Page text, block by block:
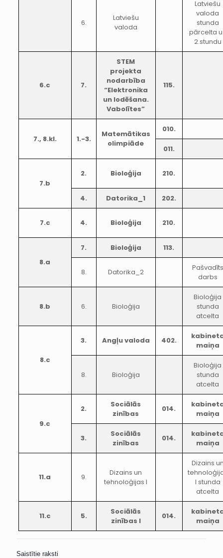
6.
Latviešu
valoda
Latviešu
valoda
stunda
pārcelta
2.stundu
6.c 7.
STEM
projekta
nodarbība
“Elektronika
un lodēšana.
Vabolītes”
115.
7., 8.kl. 1.-3.
Matemātikas
olimpiāde
010.
011.
7.b
2. Bioloģija 210.
4. Datorika_1 202.
7.c 4. Bioloģija 210.
8.a
7. Bioloģija 113.
8. Datorika_2
Pašvadīts
darbs
8.b 6. Bioloģija
Bioloģija
stunda
atcelta
8.c
3. Angļu valoda 402.
maiņa
8. Bioloģija
Bioloģija
stunda
atcelta
9.c
2.
Sociālās
zinības
014.
maiņa
3.
Sociālās
zinības
014.
maiņa
11.a 9.
Dizains un
tehnoloģijas I
Dizains
I stunda
atcelta
11.c 5.
Sociālās
zinības I
014.
maiņa
Saistītie raksti